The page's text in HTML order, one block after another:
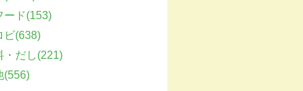
ード(153)
ビ(638)
・だし(221)
(556)